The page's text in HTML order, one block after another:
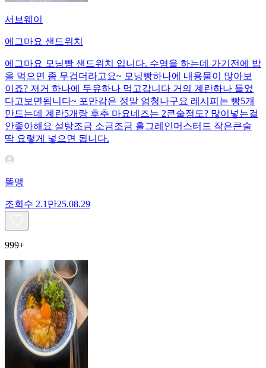
서브웨이
에그마요 샌드위치
에그마요 모닝빵 샌드위치 입니다. 수영을 하는데 가기전에 밥
을 먹으면 좀 무겁더라고요~ 모닝빵하나에 내용물이 많아보
이죠? 저거 하나에 두유하나 먹고갑니다 거의 계란하나 들었
다고보면됩니다~ 포만감은 정말 엄청나구요 레시피는 빵5개
만드는데 계란5개랑 후추 마요네즈는 2큰술정도? 많이넣는걸
안좋아해요 설탕조금 소금조금 홀그레인머스터드 작은큰술
딱 요렇게 넣으면 됩니다.
똘맹
조회수 2.1만25.08.29
999+